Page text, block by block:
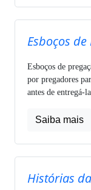
Esboços
Esboços de
por pregadores
antes de entregá-
Saiba mais
Histórias